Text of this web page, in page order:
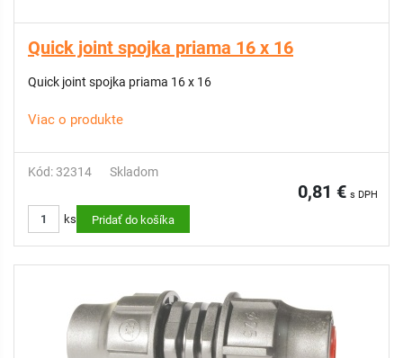
Quick joint spojka priama 16 x 16
Quick joint spojka priama 16 x 16
Viac o produkte
Kód: 32314 Skladom
0,81 € s DPH
ks Pridať do košíka